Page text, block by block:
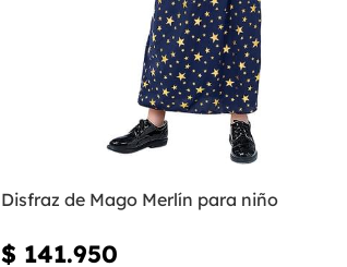
Disfraz de Mago Merlín para niño
$ 141.950